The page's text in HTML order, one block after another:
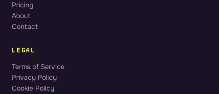
Pricing
About
Contact
LEGAL
Terms of Service
Privacy Policy
Cookie Policy